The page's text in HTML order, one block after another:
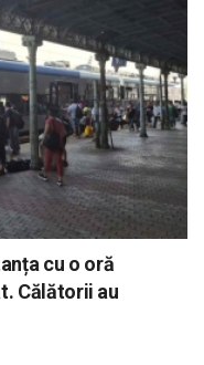
cu o oră
Călătorii au